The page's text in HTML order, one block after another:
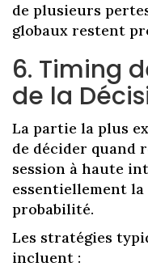
de plusieurs
globaux restent
6. Timing
de la
La partie la plus
de décider quand
session à haute
essentiellement
probabilité.
Les stratégies
incluent :